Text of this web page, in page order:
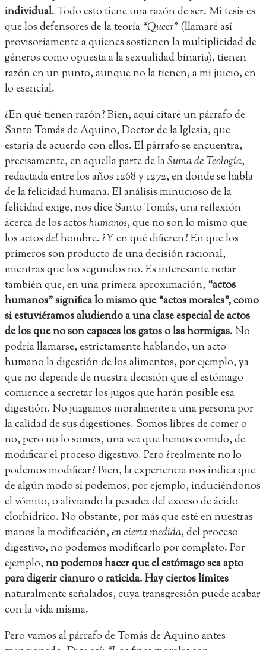
individual. Todo esto tiene una razón de ser. Mi tesis es
que los defensores de la teoría “Queer” (llamaré así
provisoriamente a quienes sostienen la multiplicidad de
géneros como opuesta a la sexualidad binaria), tienen
razón en un punto, aunque no la tienen, a mi juicio, en
lo esencial.
¿En qué tienen razón? Bien, aquí citaré un párrafo de
Santo Tomás de Aquino, Doctor de la Iglesia, que
estaría de acuerdo con ellos. El párrafo se encuentra,
precisamente, en aquella parte de laSuma de Teología,
redactada entre los años 1268 y 1272, en donde se habla
de la felicidad humana. El análisis minucioso de la
felicidad exige, nos dice Santo Tomás, una reflexión
acerca de los actoshumanos, que no son lo mismo que
los actosdelhombre. ¿Y en qué difieren? En que los
primeros son producto de una decisión racional,
mientras que los segundos no. Es interesante notar
también que, en una primera aproximación, “actos
humanos” significa lo mismo que “actos morales”, como
si estuviéramos aludiendo a una clase especial de actos
de los que no son capaces los gatos o las hormigas. No
podría llamarse, estrictamente hablando, un acto
humano la digestión de los alimentos, por ejemplo, ya
que no depende de nuestra decisión que el estómago
comience a secretar los jugos que harán posible esa
digestión. No juzgamos moralmente a una persona por
la calidad de sus digestiones. Somos libres de comer o
no, pero no lo somos, una vez que hemos comido, de
modificar el proceso digestivo. Pero ¿realmente no lo
podemos modificar? Bien, la experiencia nos indica que
de algún modo sí podemos; por ejemplo, induciéndonos
el vómito, o aliviando la pesadez del exceso de ácido
clorhídrico. No obstante, por más que esté en nuestras
manos la modificación,en cierta medida, del proceso
digestivo, no podemos modificarlo por completo. Por
ejemplo,no podemos hacer que el estómago sea apto
para digerir cianuro o raticida. Hay ciertos límites
naturalmente señalados, cuya transgresión puede acabar
con la vida misma.
Pero vamos al párrafo de Tomás de Aquino antes